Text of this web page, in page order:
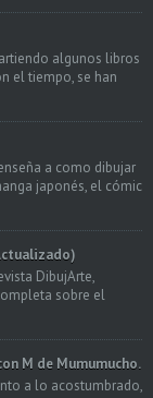
algunos libros
el tiempo, se han
a como dibujar
japonés, el cómic
DibujArte,
sobre el
M de Mumumucho.
a lo acostumbrado,